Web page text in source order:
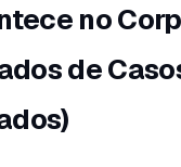
no
de